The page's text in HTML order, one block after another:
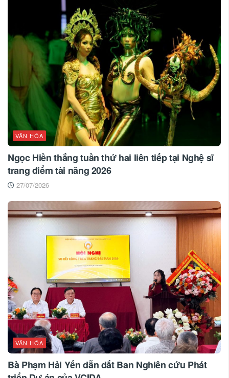
VĂN HÓA
Ngọc Hiền thắng tuần thứ hai liên tiếp tại Nghệ sĩ
trang điểm tài năng 2026
27/07/2026
VĂN HÓA
Bà Phạm Hải Yến dẫn dắt Ban Nghiên cứu Phát